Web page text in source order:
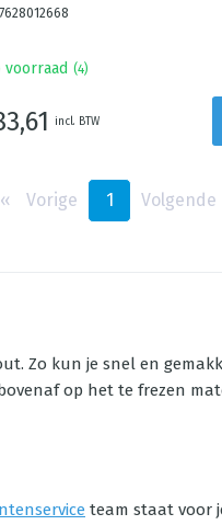
voorraad (4)
incl. BTW
‹‹ Vorige 1 Volgende
Zo kun je snel en
op het te frezen
team staat voor